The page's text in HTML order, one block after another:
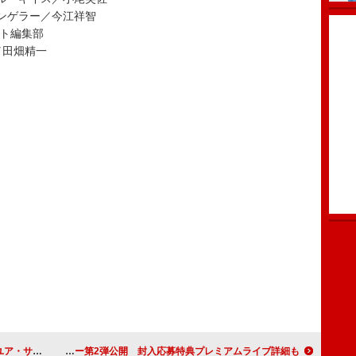
ゲラー／今江祥智
編集部
畑精一
ース決定 19歳SSWのAKASAKI、10代の集大成AL『last YOUNG』ティザー第2弾公開 封入応募特典プレミアムライブ詳細も